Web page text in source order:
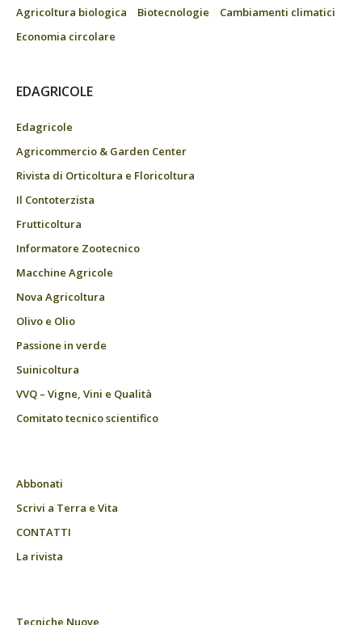
Agricoltura biologica
Biotecnologie
Cambiamenti climatici
Economia circolare
EDAGRICOLE
Edagricole
Agricommercio & Garden Center
Rivista di Orticoltura e Floricoltura
Il Contoterzista
Frutticoltura
Informatore Zootecnico
Macchine Agricole
Nova Agricoltura
Olivo e Olio
Passione in verde
Suinicoltura
VVQ – Vigne, Vini e Qualità
Comitato tecnico scientifico
Abbonati
Scrivi a Terra e Vita
CONTATTI
La rivista
Tecniche Nuove